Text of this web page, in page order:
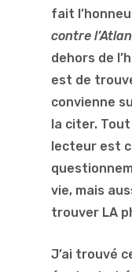
fait
contre
dehors de
est de
convienne
la citer.
lecteur est
vie, mais
trouver LA
J’ai trouvé